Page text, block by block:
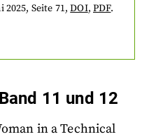
2025, Seite 71,DOI,PDF.
11 und 12
in a Technical